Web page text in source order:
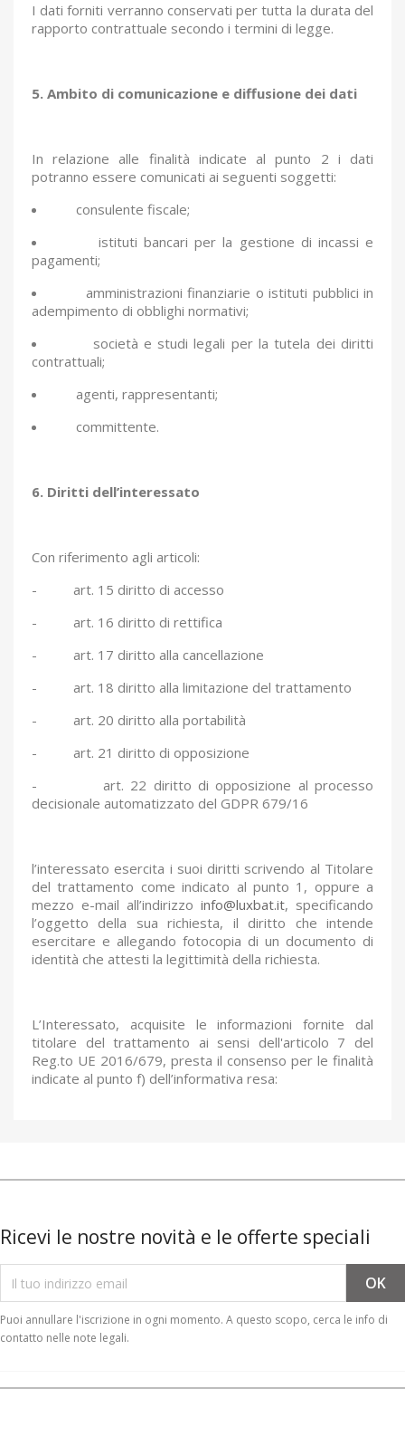
I dati forniti verranno conservati per tutta la durata del
rapporto contrattuale secondo i termini di legge.
5. Ambito di comunicazione e diffusione dei dati
In relazione alle finalità indicate al punto 2 i dati
potranno essere comunicati ai seguenti soggetti:
consulente fiscale;
istituti bancari per la gestione di incassi e
pagamenti;
amministrazioni finanziarie o istituti pubblici in
adempimento di obblighi normativi;
società e studi legali per la tutela dei diritti
contrattuali;
agenti, rappresentanti;
committente.
6. Diritti dell’interessato
Con riferimento agli articoli:
-
art. 15 diritto di accesso
-
art. 16 diritto di rettifica
-
art. 17 diritto alla cancellazione
-
art. 18 diritto alla limitazione del trattamento
-
art. 20 diritto alla portabilità
-
art. 21 diritto di opposizione
-
art. 22 diritto di opposizione al processo
decisionale automatizzato del GDPR 679/16
l’interessato esercita i suoi diritti scrivendo al Titolare
del trattamento come indicato al punto 1, oppure a
mezzo e-mail all’indirizzo info@luxbat.it, specificando
l’oggetto della sua richiesta, il diritto che intende
esercitare e allegando fotocopia di un documento di
identità che attesti la legittimità della richiesta.
L’Interessato, acquisite le informazioni fornite dal
titolare del trattamento ai sensi dell'articolo 7 del
Reg.to UE 2016/679, presta il consenso per le finalità
indicate al punto f) dell’informativa resa:
Ricevi le nostre novità e le offerte speciali
Puoi annullare l'iscrizione in ogni momento. A questo scopo, cerca le info di
contatto nelle note legali.